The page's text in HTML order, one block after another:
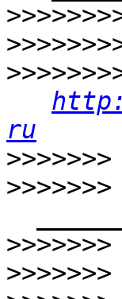
ru
>>>>>>>
>>>>>>>
>>>>>>>
>>>>>>>